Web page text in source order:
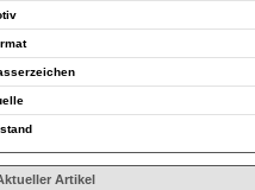
Artikel